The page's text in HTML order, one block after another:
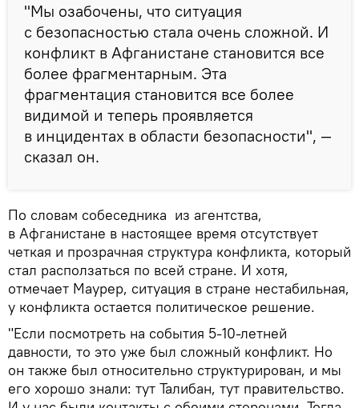
"Мы озабочены, что ситуация
с безопасностью стала очень сложной. И
конфликт в Афганистане становится все
более фрагментарным. Эта
фрагментация становится все более
видимой и теперь проявляется
в инцидентах в области безопасности", —
сказал он.
По словам собеседника из агентства,
в Афганистане в настоящее время отсутствует
четкая и прозрачная структура конфликта, который
стал расползаться по всей стране. И хотя,
отмечает Маурер, ситуация в стране нестабильная,
у конфликта остается политическое решение.
"Если посмотреть на события 5-10-летней
давности, то это уже был сложный конфликт. Но
он также был относительно структурирован, и мы
его хорошо знали: тут Талибан, тут правительство.